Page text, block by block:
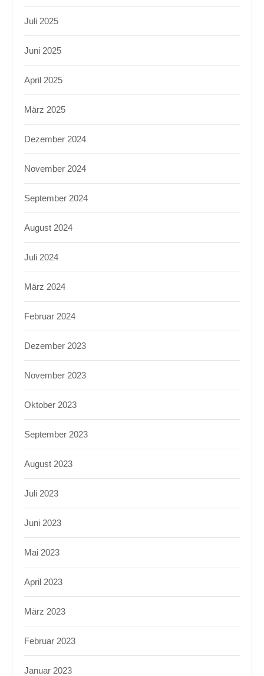
Juli 2025
Juni 2025
April 2025
März 2025
Dezember 2024
November 2024
September 2024
August 2024
Juli 2024
März 2024
Februar 2024
Dezember 2023
November 2023
Oktober 2023
September 2023
August 2023
Juli 2023
Juni 2023
Mai 2023
April 2023
März 2023
Februar 2023
Januar 2023